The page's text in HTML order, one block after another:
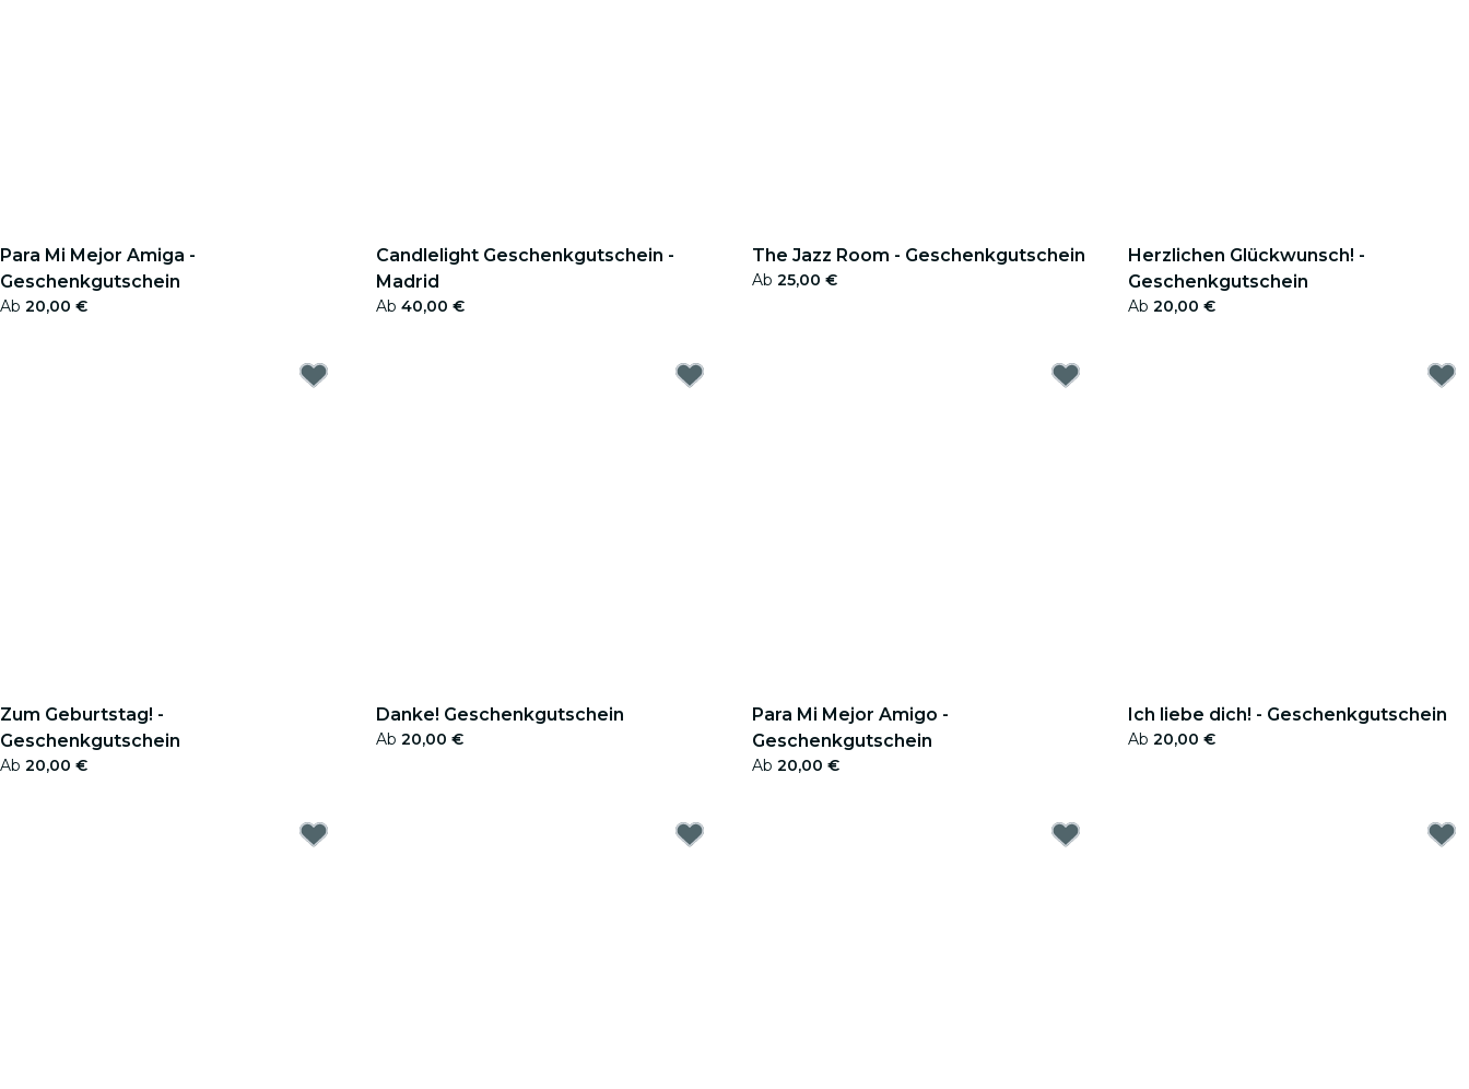
Para Mi Mejor Amiga -
Geschenkgutschein
Ab 20,00 €
Candlelight Geschenkgutschein -
Madrid
Ab 40,00 €
The Jazz Room - Geschenkgutschein
Ab 25,00 €
Herzlichen Glückwunsch! -
Geschenkgutschein
Ab 20,00 €
Zum Geburtstag! -
Geschenkgutschein
Ab 20,00 €
Danke! Geschenkgutschein
Ab 20,00 €
Para Mi Mejor Amigo -
Geschenkgutschein
Ab 20,00 €
Ich liebe dich! - Geschenkgutschein
Ab 20,00 €